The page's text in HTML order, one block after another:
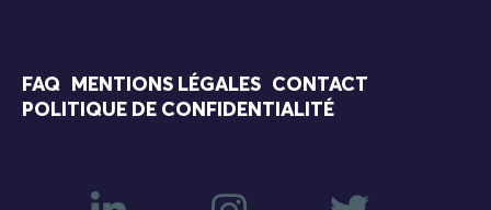
FAQ MENTIONS LÉGALES
CONTACT
POLITIQUE DE CONFIDENTIALITÉ